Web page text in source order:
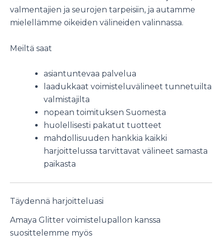
valmentajien ja seurojen tarpeisiin, ja autamme
mielellämme oikeiden välineiden valinnassa.
Meiltä saat
asiantuntevaa palvelua
laadukkaat voimisteluvälineet tunnetuilta
valmistajilta
nopean toimituksen Suomesta
huolellisesti pakatut tuotteet
mahdollisuuden hankkia kaikki
harjoittelussa tarvittavat välineet samasta
paikasta
Täydennä harjoitteluasi
Amaya Glitter voimistelupallon kanssa
suosittelemme myös